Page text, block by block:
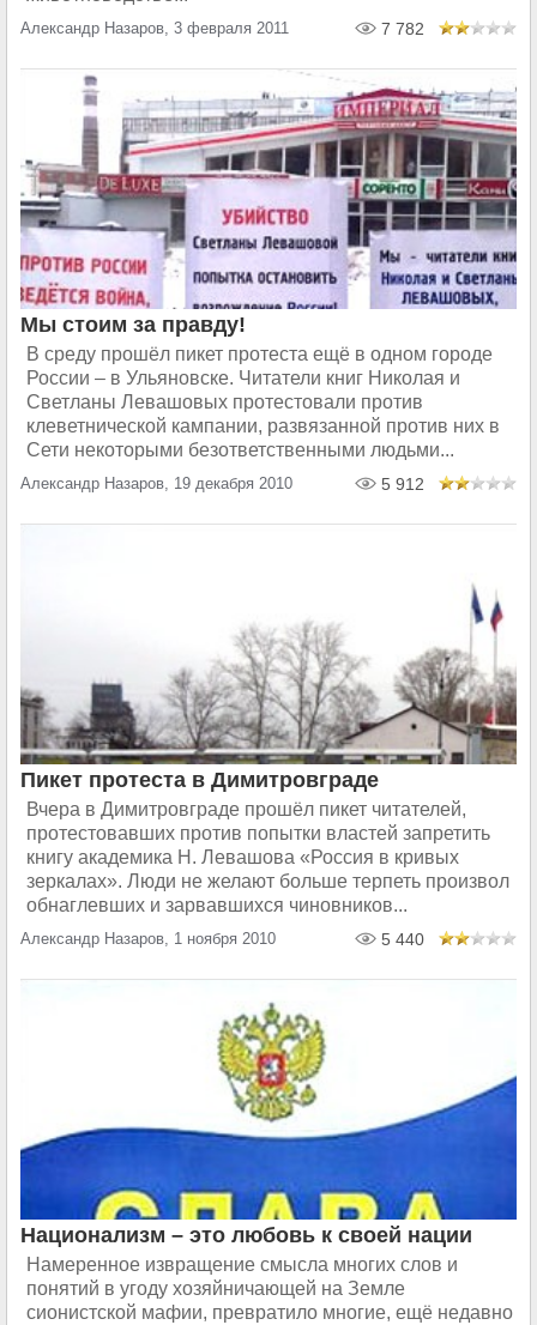
Александр Назаров, 3 февраля 2011 7 782
Мы стоим за правду!
В среду прошёл пикет протеста ещё в одном городе
России – в Ульяновске. Читатели книг Николая и
Светланы Левашовых протестовали против
клеветнической кампании, развязанной против них в
Сети некоторыми безответственными людьми...
Александр Назаров, 19 декабря 2010 5 912
Пикет протеста в Димитровграде
Вчера в Димитровграде прошёл пикет читателей,
протестовавших против попытки властей запретить
книгу академика Н. Левашова «Россия в кривых
зеркалах». Люди не желают больше терпеть произвол
обнаглевших и зарвавшихся чиновников...
Александр Назаров, 1 ноября 2010 5 440
Национализм – это любовь к своей нации
Намеренное извращение смысла многих слов и
понятий в угоду хозяйничающей на Земле
сионистской мафии, превратило многие, ещё недавно